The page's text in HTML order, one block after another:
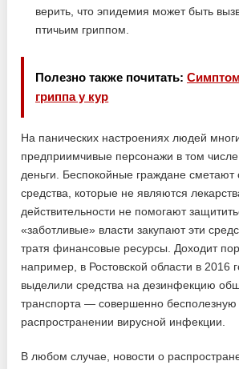
верить, что эпидемия может быть
птичьим гриппом.
Полезно также почитать:
гриппа у кур
На панических настроениях людей
предприимчивые персонажи в том
деньги. Беспокойные граждане сметают
средства, которые не являются
действительности не помогают
«заботливые» власти закупают эти
тратя финансовые ресурсы. Доходит
например, в Ростовской области в 2016
выделили средства на дезинфекцию
транспорта — совершенно бесполезную
распространении вирусной инфекции.
В любом случае, новости о